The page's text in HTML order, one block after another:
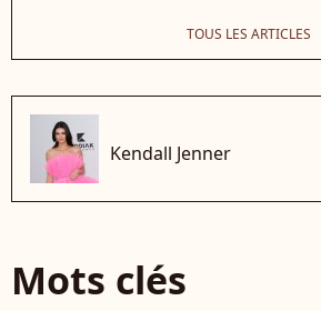
TOUS LES ARTICLES
Kendall Jenner
Mots clés